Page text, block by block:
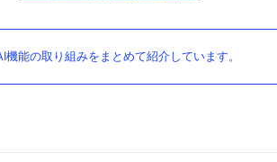
能の取り組みをまとめて紹介しています。